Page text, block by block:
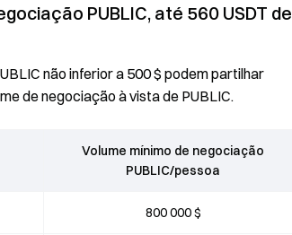
PUBLIC, até 560 USDT de
não inferior a 500 $ podem partilhar
de negociação à vista de PUBLIC.
Volume mínimo de negociação
PUBLIC/pessoa
800 000 $